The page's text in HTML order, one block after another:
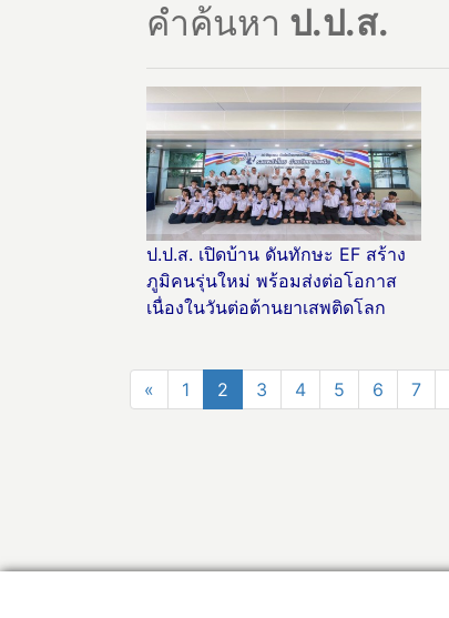
คำค้นหา ป.ป.ส.
ป.ป.ส. เปิดบ้าน ดันทักษะ EF สร้าง
ภูมิคนรุ่นใหม่ พร้อมส่งต่อโอกาส
เนื่องในวันต่อต้านยาเสพติดโลก
« 1 2 3 4 5 6 7